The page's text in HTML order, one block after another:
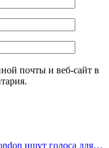
почты и веб-сайт в
ищут голоса для…